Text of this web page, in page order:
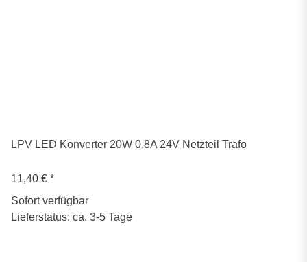
LPV LED Konverter 20W 0.8A 24V Netzteil Trafo
11,40 € *
Sofort verfügbar
Lieferstatus: ca. 3-5 Tage